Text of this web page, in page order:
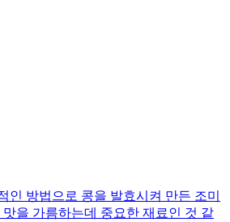
인 방법으로 콩을 발효시켜 만든 조미
을 가름하는데 중요한 재료인 것 같